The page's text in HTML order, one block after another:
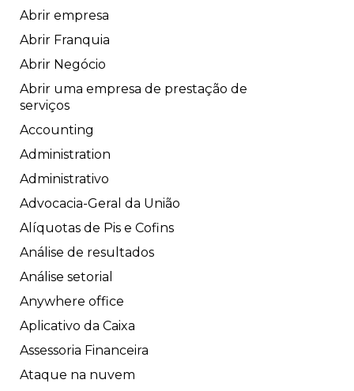
Abrir empresa
Abrir Franquia
Abrir Negócio
Abrir uma empresa de prestação de
serviços
Accounting
Administration
Administrativo
Advocacia-Geral da União
Alíquotas de Pis e Cofins
Análise de resultados
Análise setorial
Anywhere office
Aplicativo da Caixa
Assessoria Financeira
Ataque na nuvem